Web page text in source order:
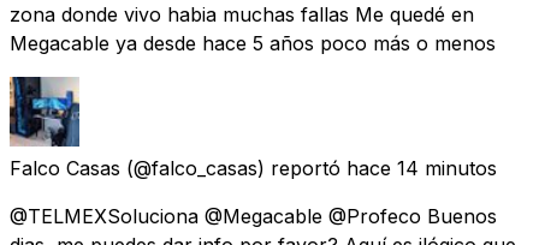
zona donde vivo habia muchas fallas Me quedé en
Megacable ya desde hace 5 años poco más o menos
Falco Casas (@falco_casas) reportó hace 14 minutos
@TELMEXSoluciona @Megacable @Profeco Buenos